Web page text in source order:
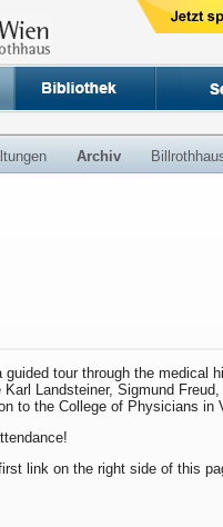
Archiv
guided tour through the medical
Landsteiner, Sigmund
to the College of Physicians in
link on the right side of this